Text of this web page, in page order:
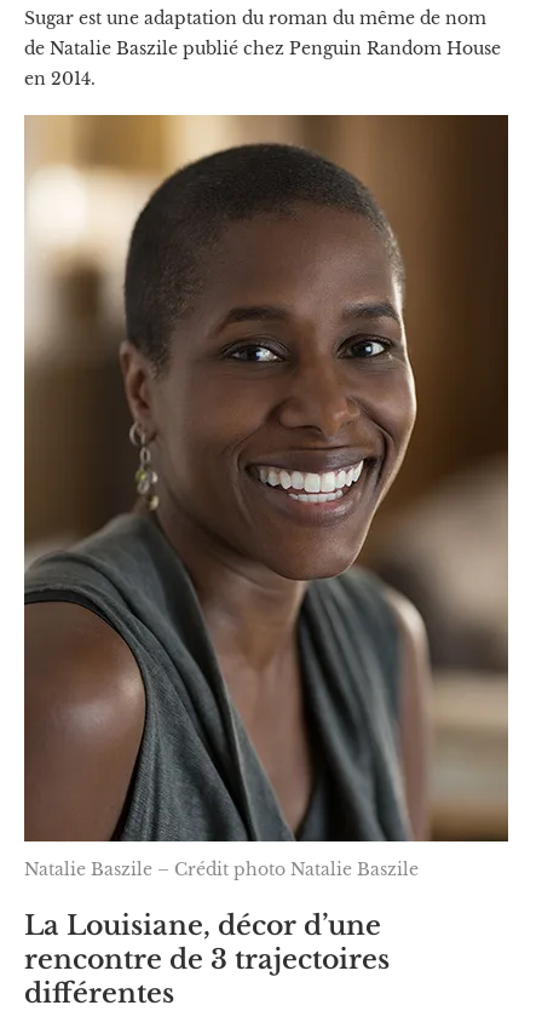
Sugar est une adaptation du roman du même de nom
de Natalie Baszile publié chez Penguin Random House
en 2014.
Natalie Baszile – Crédit photo Natalie Baszile
La Louisiane, décor d’une
rencontre de 3 trajectoires
différentes